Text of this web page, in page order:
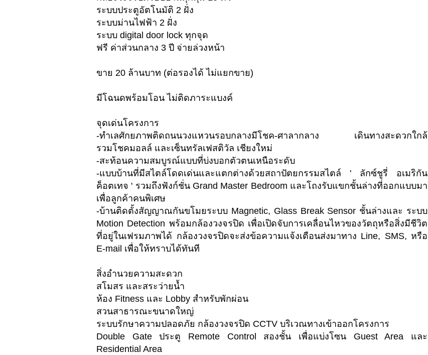
ระบบประตูอัตโนมัติ 2 ฝั่ง
ระบบม่านไฟฟ้า 2 ฝั่ง
ระบบ digital door lock ทุกจุด
ฟรี ค่าส่วนกลาง 3 ปี จ่ายล่วงหน้า
ขาย 20 ล้านบาท (ต่อรองได้ ไม่แยกขาย)
มีโฉนดพร้อมโอน ไม่ติดภาระแบงค์
จุดเด่นโครงการ
-ทำเลศักยภาพติดถนนวงแหวนรอบกลางมีโชค-ศาลากลาง เดินทางสะดวกใกล้
รวมโชคมอลล์ และเซ็นทรัลเฟสติวัล เชียงใหม่
-สะท้อนความสมบูรณ์แบบที่บ่งบอกตัวตนเหนือระดับ
-แบบบ้านที่มีสไตล์โดดเด่นและแตกต่างด้วยสถาปัตยกรรมสไตล์ ' ลักซ์ชูรี่ อเมริกัน
ค็อตเทจ ' รวมถึงฟังก์ชั่น Grand Master Bedroom และโถงรับแขกชั้นล่างที่ออกแบบมา
เพื่อลูกค้าคนพิเศษ
-บ้านติดตั้งสัญญาณกันขโมยระบบ Magnetic, Glass Break Sensor ชั้นล่างและ ระบบ
Motion Detection พร้อมกล้องวงจรปิด เพื่อเปิดจับการเคลื่อนไหวของวัตถุหรือสิ่งมีชีวิต
ที่อยู่ในเฟรมภาพได้ กล้องวงจรปิดจะส่งข้อความแจ้งเตือนส่งมาทาง Line, SMS, หรือ
E-mail เพื่อให้ทราบได้ทันที
สิ่งอำนวยความสะดวก
สโมสร และสระว่ายน้ำ
ห้อง Fitness และ Lobby สำหรับพักผ่อน
สวนสาธารณะขนาดใหญ่
ระบบรักษาความปลอดภัย กล้องวงจรปิด CCTV บริเวณทางเข้าออกโครงการ
Double Gate ประตู Remote Control สองชั้น เพื่อแบ่งโซน Guest Area และ
Residential Area